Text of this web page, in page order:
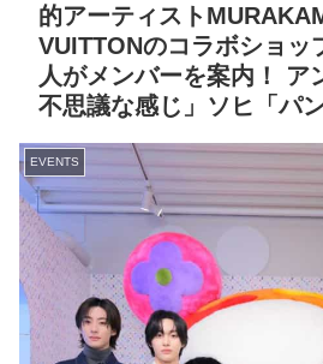
的アーティスト
VUITTONのコラボショッ
人がメンバーを案内！ ア
不思議な感じ」ソヒ「パ
EVENTS